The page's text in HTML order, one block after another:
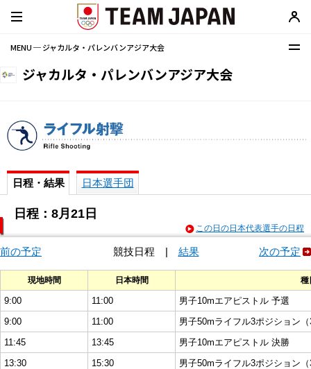
MENU ─ ジャカルタ・パレンバンアジア大会
ジャカルタ・パレンバンアジア大会
日程・結果 日本選手団
日程：8月21日
この日の日本代表選手の日程
前の予定 競技日程 | 結果 次の予定
現地時間 日本時間 種
9:00 11:00
男子10mエアピストル 予選
9:00
11:00
男子50mライフル3ポジション
11:45
13:45
男子10mエアピストル 決勝
13:30
15:30 男子50mライフル3ポジション